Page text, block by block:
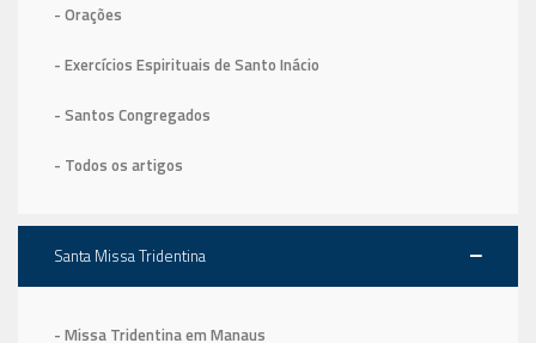
- Orações
- Exercícios Espirituais de Santo Inácio
- Santos Congregados
- Todos os artigos
Santa Missa Tridentina
- Missa Tridentina em Manaus